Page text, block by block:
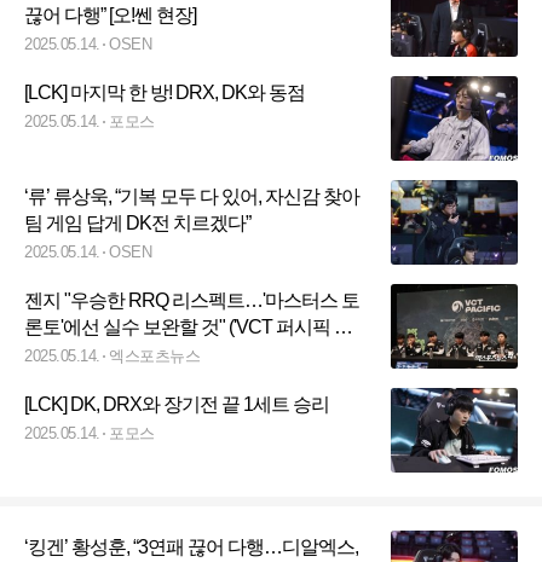
끊어 다행” [오!쎈 현장]
2025.05.14. OSEN
[LCK] 마지막 한 방! DRX, DK와 동점
2025.05.14. 포모스
‘류’ 류상욱, “기복 모두 다 있어, 자신감 찾아
팀 게임 답게 DK전 치르겠다”
2025.05.14. OSEN
젠지 "우승한 RRQ 리스펙트…'마스터스 토
론토'에선 실수 보완할 것" ('VCT 퍼시픽 파
이널) [인터뷰]
2025.05.14. 엑스포츠뉴스
[LCK] DK, DRX와 장기전 끝 1세트 승리
2025.05.14. 포모스
‘킹겐’ 황성훈, “3연패 끊어 다행…디알엑스,